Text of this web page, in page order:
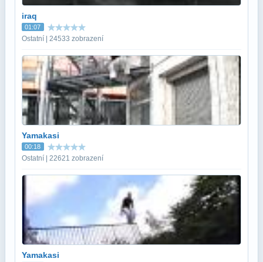
iraq
01:07
Ostatní | 24533 zobrazení
Yamakasi
00:18
Ostatní | 22621 zobrazení
Yamakasi